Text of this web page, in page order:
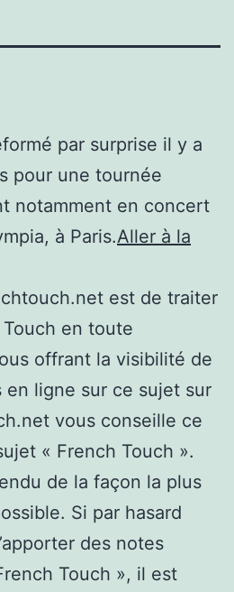
par surprise il y a
pour une tournée
notamment en concert
à Paris.Aller à la
est de traiter
en toute
offrant la visibilité de
ligne sur ce sujet sur
vous conseille ce
« French Touch ».
de la façon la plus
Si par hasard
des notes
Touch », il est